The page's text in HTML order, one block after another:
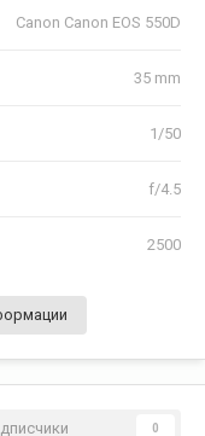
Canon Canon EOS 550D
35 mm
1/50
f/4.5
2500
0